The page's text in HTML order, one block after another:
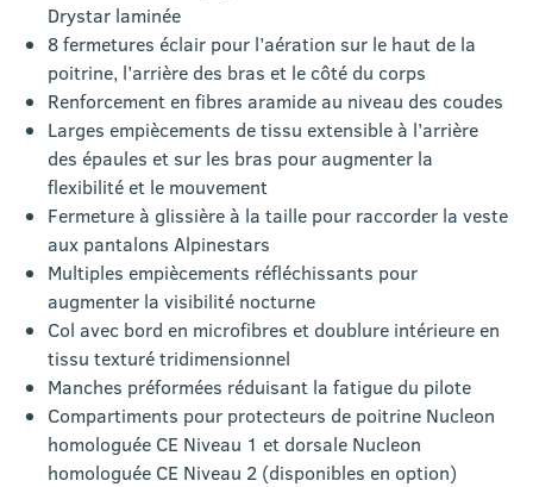
Drystar laminée
8 fermetures éclair pour l’aération sur le haut de la
poitrine, l’arrière des bras et le côté du corps
Renforcement en fibres aramide au niveau des coudes
Larges empiècements de tissu extensible à l’arrière
des épaules et sur les bras pour augmenter la
flexibilité et le mouvement
Fermeture à glissière à la taille pour raccorder la veste
aux pantalons Alpinestars
Multiples empiècements réfléchissants pour
augmenter la visibilité nocturne
Col avec bord en microfibres et doublure intérieure en
tissu texturé tridimensionnel
Manches préformées réduisant la fatigue du pilote
Compartiments pour protecteurs de poitrine Nucleon
homologuée CE Niveau 1 et dorsale Nucleon
homologuée CE Niveau 2 (disponibles en option)